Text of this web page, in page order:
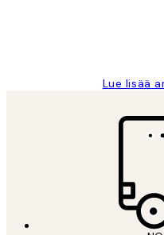
Lue lisää